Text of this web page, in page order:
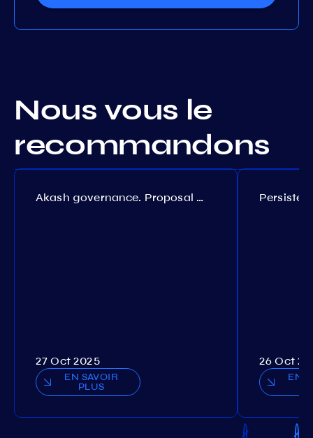
Nous vous le
recommandons
Akash governance. Proposal №308
27 Oct 2025
EN SAVOIR
PLUS
26 Oct
EN